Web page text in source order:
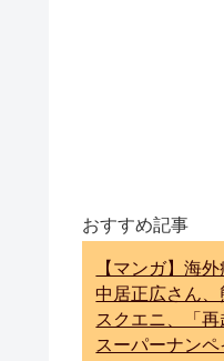
おすすめ記事
【マンガ】海
中居正広さん
スクエニ、「
スーパーナン